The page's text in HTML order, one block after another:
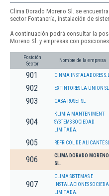
Clima Dorado Moreno Sl. se
sector Fontanería, instalación de
A continuación podrá consultar la
Moreno Sl. y empresas con
Posición
Sector
Nombre de la empresa
901 CINMA INSTALADORES S.L.
902 EXTINTORES LA UNION SL
903 CASA ROSET SL
904
KLIMIA MANTENIMENT
SYSTEMS SOCIEDAD
LIMITADA.
905 REFRICOL DE ALICANTE SL
906
CLIMA DORADO MORENO
SL.
907
CLIMA SISTEMAS E
INSTALACIONES
LIMITADA.